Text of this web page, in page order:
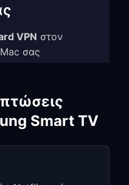
VPN στον
σας
LAN Access
θύρας(π.χ.,
Smart TV